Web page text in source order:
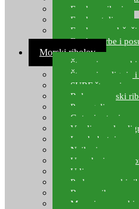
Feeder najloni
Feeder stolice
Feeder arm držači
Feeder torbe i
Morski ribolov
Štapovi za
Štapovi za lignje i
SURF štapovi
Role za morski
Parangali
Gotovi setovi za
Varalice za lov
Lov hobotnice
Najloni za more
Upredenice za
Udice za more
Perle za morski
Brum prihrana za
Mamci za morski